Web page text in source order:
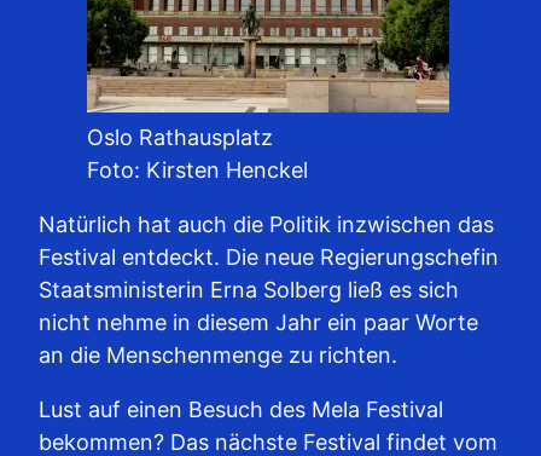
Oslo Rathausplatz
Foto: Kirsten Henckel
Natürlich hat auch die Politik inzwischen das
Festival entdeckt. Die neue Regierungschefin
Staatsministerin Erna Solberg ließ es sich
nicht nehme in diesem Jahr ein paar Worte
an die Menschenmenge zu richten.
Lust auf einen Besuch des Mela Festival
bekommen? Das nächste Festival findet vom